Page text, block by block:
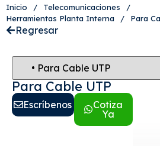
Inicio / Telecomunicaciones
/
Herramientas Planta Interna
/ Para
Regresar
Para Cable UTP
Escríbenos
Cotiza
Ya